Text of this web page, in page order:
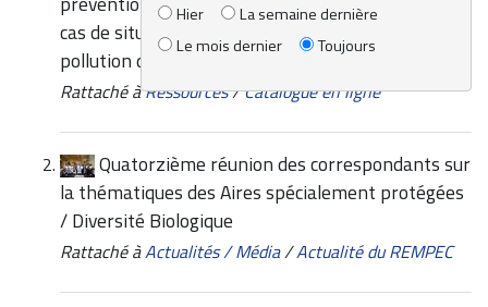
Hier
La semaine dernière
Le mois dernier
Toujours
cas de situation critique, de lutte contre la
pollution de la mer Méditerranée
Rattaché àRessources/Catalogue en ligne
Quatorzième réunion des correspondants sur
la thématiques des Aires spécialement protégées
/ Diversité Biologique
Rattaché àActualités / Média/Actualité du REMPEC